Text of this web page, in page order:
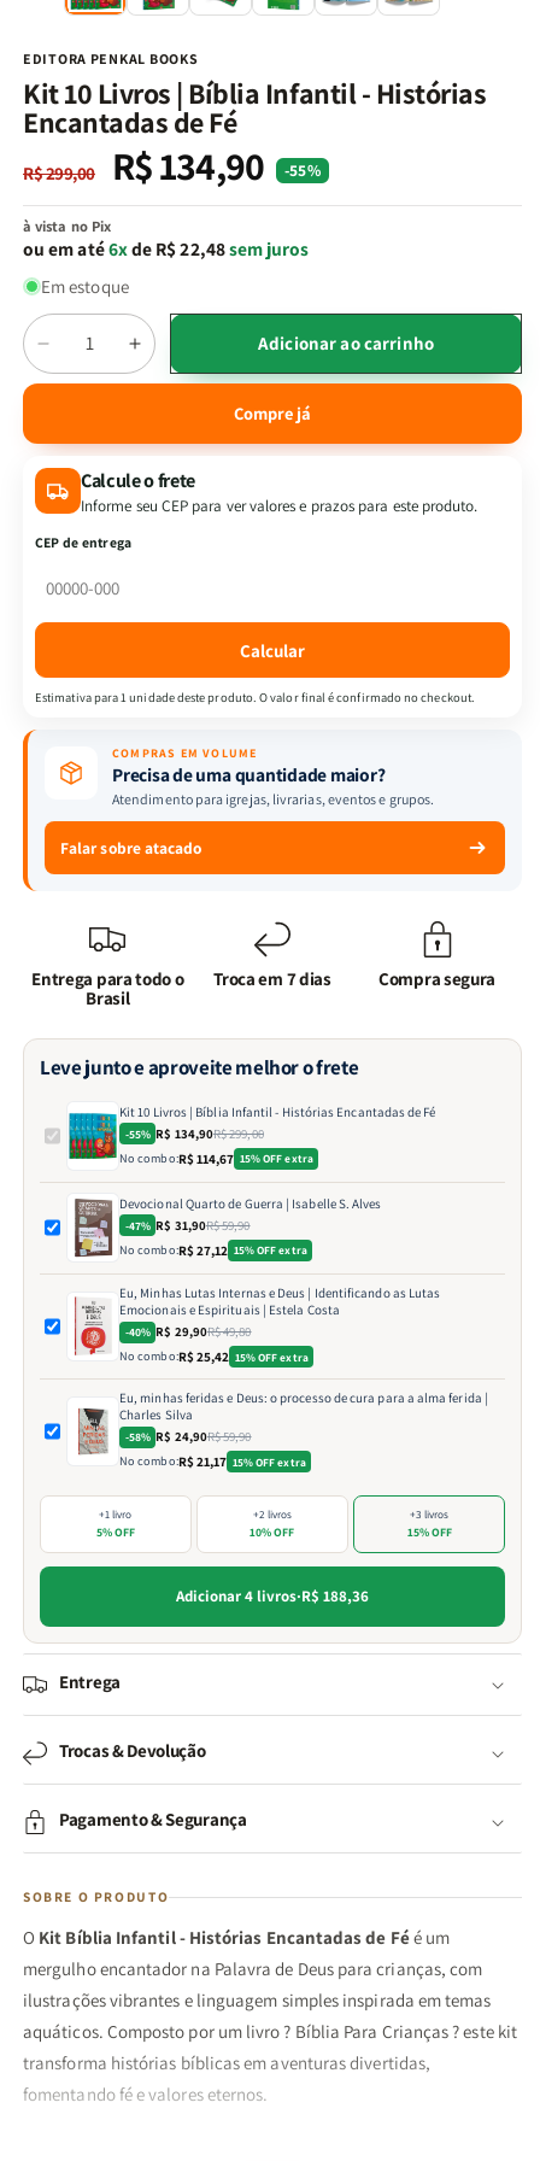
EDITORA PENKAL BOOKS
Kit 10 Livros | Bíblia Infantil - Histórias
Encantadas de Fé
Preço
normal
R$ 299,00
Preço
promocional
R$ 134,90 -55%
à vista no Pix
ou em até6xde R$ 22,48sem juros
Em estoque
Quantidade
Diminuir
a
Kit
10
Livros
Infantil
de
Fé
Aumentar
a
quantidade
Kit
10
Livros
Encantadas
de
Fé
Adicionar ao carrinho
Compre já
Calcule o frete
Informe seu CEP para ver valores e prazos para este produto.
CEP de entrega
Calcular
Estimativa para 1 unidade deste produto. O valor final é confirmado no checkout.
COMPRAS EM VOLUME
Precisa de uma quantidade maior?
Atendimento para igrejas, livrarias, eventos e grupos.
Falar sobre atacado
Entrega para todo o
Brasil
Troca em 7 dias Compra segura
Leve junto e aproveite melhor o frete
Kit 10 Livros | Bíblia Infantil - Histórias Encantadas de Fé
-55% R$ 134,90R$ 299,00
No combo:R$ 114,67 15% OFF extra
Devocional Quarto de Guerra | Isabelle S. Alves
-47% R$ 31,90R$ 59,90
No combo:R$ 27,12 15% OFF extra
Eu, Minhas Lutas Internas e Deus | Identificando as Lutas
Emocionais e Espirituais | Estela Costa
-40% R$ 29,90R$ 49,80
No combo:R$ 25,42 15% OFF extra
Eu, minhas feridas e Deus: o processo de cura para a alma ferida |
Charles Silva
-58% R$ 24,90R$ 59,90
No combo:R$ 21,17 15% OFF extra
+1 livro
5% OFF
+2 livros
10% OFF
+3 livros
15% OFF
Adicionar 4 livros·R$ 188,36
Entrega
Trocas & Devolução
Pagamento & Segurança
SOBRE O PRODUTO
O Kit Bíblia Infantil - Histórias Encantadas de Féé um
mergulho encantador na Palavra de Deus para crianças, com
ilustrações vibrantes e linguagem simples inspirada em temas
aquáticos. Composto por um livro ? Bíblia Para Crianças ? este kit
transforma histórias bíblicas em aventuras divertidas,
fomentando fé e valores eternos.